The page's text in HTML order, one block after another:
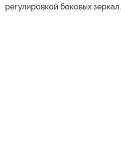
регулировкой боковых зеркал.